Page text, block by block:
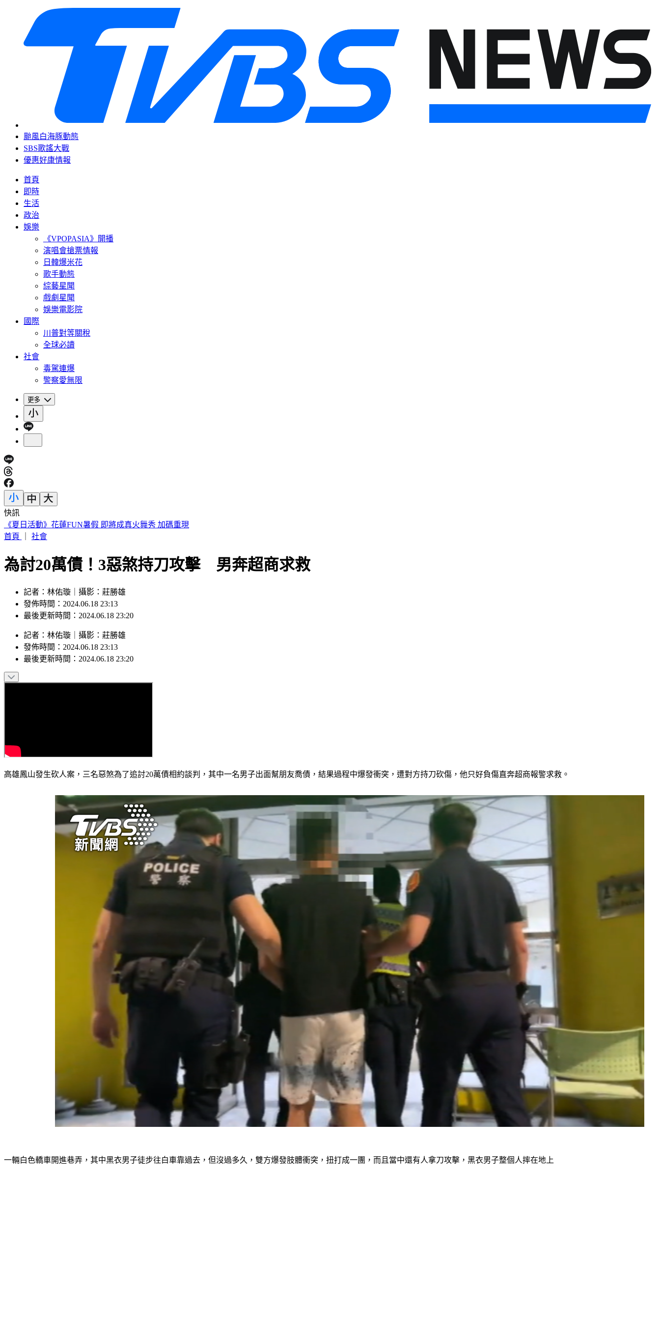
颱風白海豚動態
SBS歌謠大戰
優惠好康情報
首頁
即時
生活
政治
娛樂
《VPOPASIA》開播
演唱會搶票情報
日韓爆米花
歌手動態
綜藝星聞
戲劇星聞
娛樂電影院
國際
川普對等關稅
全球必讀
社會
毒駕連爆
警察愛無限
更多
快訊
《夏日活動》花蓮FUN暑假 即將成真火舞秀 加碼重現
首頁
社會
為討20萬債！3惡煞持刀攻擊 男奔超商求救
記者：林佑璇｜攝影：莊勝雄
發佈時間：2024.06.18 23:13
最後更新時間：2024.06.18 23:20
記者 ： 林佑璇 攝影 ： 莊勝雄
發佈時間： 2024.06.18 23:13
最後更新時間： 2024.06.18 23:20
高雄鳳山發生砍人案，三名惡煞為了追討20萬債相約談判，其中一名男子出面幫朋友喬債，結果過程中爆發衝突，遭對方持刀砍傷，他只好負傷直奔超商報警求救。
一輛白色轎車開進巷弄，其中黑衣男子徒步往白車靠過去，但沒過多久，雙方爆發肢體衝突，扭打成一團，而且當中還有人拿刀攻擊，黑衣男子整個人摔在地上